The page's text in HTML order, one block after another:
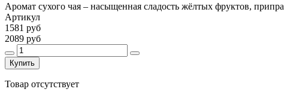
Аромат сухого чая – насыщенная сладость жёлтых фруктов,
Артикул
1581 руб
2089 руб
Купить
Товар отсутствует